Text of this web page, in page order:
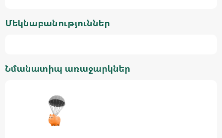
Մեկնաբանություններ
Նմանատիպ առաջարկներ